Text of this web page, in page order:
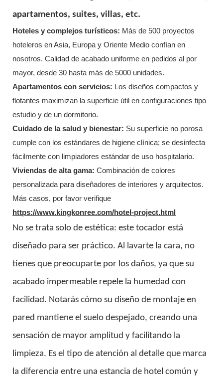
apartamentos, suites, villas, etc.
Hoteles y complejos turísticos: Más de 500 proyectos
hoteleros en Asia, Europa y Oriente Medio confían en
nosotros. Calidad de acabado uniforme en pedidos al por
mayor, desde 30 hasta más de 5000 unidades.
Apartamentos con servicios: Los diseños compactos y
flotantes maximizan la superficie útil en configuraciones tipo
estudio y de un dormitorio.
Cuidado de la salud y bienestar: Su superficie no porosa
cumple con los estándares de higiene clínica; se desinfecta
fácilmente con limpiadores estándar de uso hospitalario.
Viviendas de alta gama: Combinación de colores
personalizada para diseñadores de interiores y arquitectos.
Más casos, por favor verifique
https://www.kingkonree.com/hotel-project.html
No se trata solo de estética: este tocador está
diseñado para ser práctico. Al lavarte la cara, no
tienes que preocuparte por los daños, ya que su
acabado impermeable repele la humedad con
facilidad. Notarás cómo su diseño de montaje en
pared mantiene el suelo despejado, creando una
sensación de mayor amplitud y facilitando la
limpieza. Es el tipo de atención al detalle que marca
la diferencia entre una estancia de hotel común y